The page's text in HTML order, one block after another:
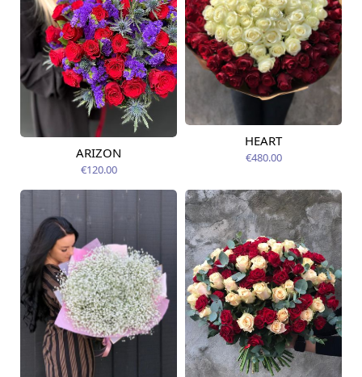
Pieejams šodien
ARIZON
€120.00
Pieejams šodien
HEART
€480.00